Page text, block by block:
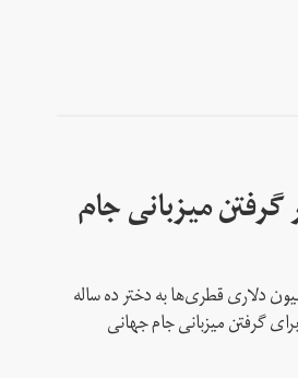
میزبانی جام
دلاری قطری‌ها به دختر ده ساله
گرفتن میزبانی جام جهانی